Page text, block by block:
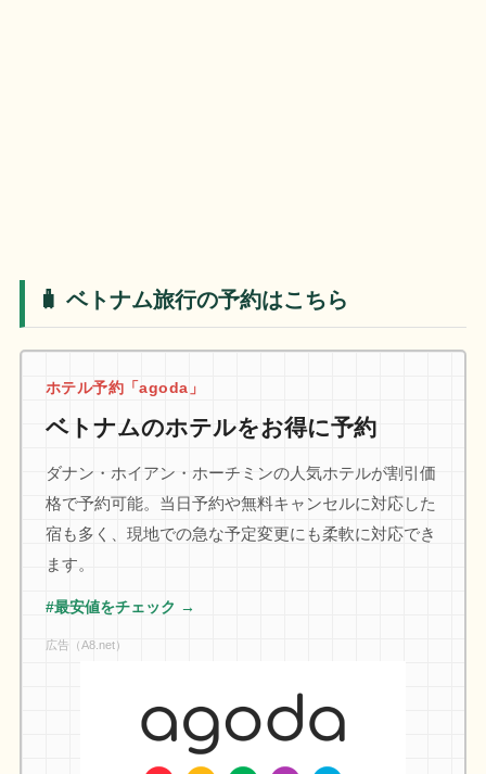
🧳 ベトナム旅行の予約はこちら
ホテル予約「agoda」
ベトナムのホテルをお得に予約
ダナン・ホイアン・ホーチミンの人気ホテルが割引価
格で予約可能。当日予約や無料キャンセルに対応した
宿も多く、現地での急な予定変更にも柔軟に対応でき
ます。
#最安値をチェック →
広告（A8.net）